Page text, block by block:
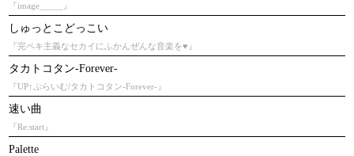
『image_____』
しゅっとこどっこい
『完ペキ主義なセカイにふかんぜんな音楽を♥』
タカトコタン-Forever-
『UP↑ぷらいむ/タカトコタン-Forever-』
速い曲
『Re:start』
Palette